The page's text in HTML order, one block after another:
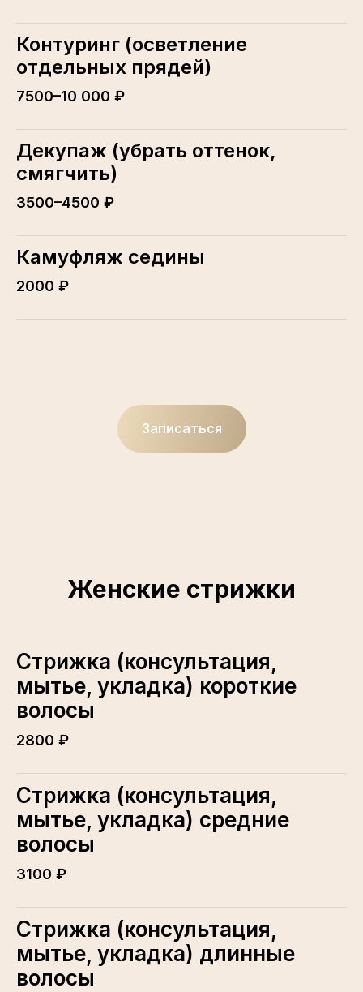
Контуринг (осветление
отдельных прядей)
7500–10 000 ₽
Декупаж (убрать оттенок,
смягчить)
3500–4500 ₽
Камуфляж седины
2000 ₽
Записаться
Женские стрижки
Стрижка (консультация,
мытье, укладка) короткие
волосы
2800 ₽
Стрижка (консультация,
мытье, укладка) средние
волосы
3100 ₽
Стрижка (консультация,
мытье, укладка) длинные
волосы